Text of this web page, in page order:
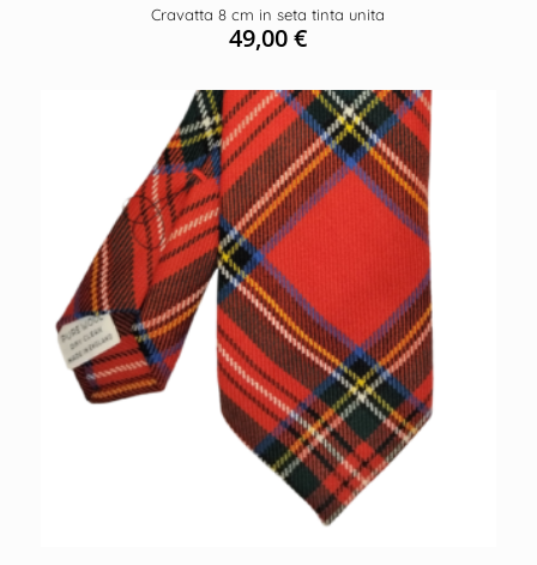
Cravatta 8 cm in seta tinta unita
49,00€